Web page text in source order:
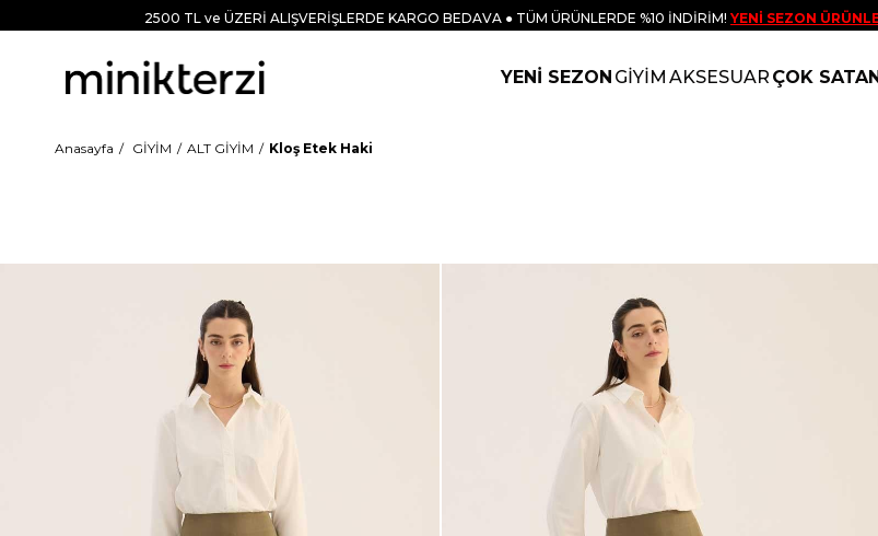
2500 TL ve ÜZERİ ALIŞVERİŞLERDE KARGO BEDAVA ● TÜM ÜRÜNLERDE %10 İNDİRİM! YENİ SEZON
YENİ SEZON GİYİM AKSESUAR ÇOK
Anasayfa GİYİM ALT GİYİM
Kloş Etek Haki